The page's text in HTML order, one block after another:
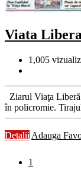
Viata Libera
1,005
Ziarul Viaţa Liberă
în policromie.
Detalii Adauga
1